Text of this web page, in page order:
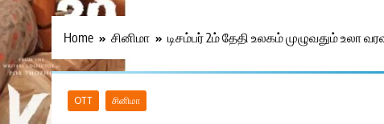
Home சினிமா டிசம்பர் 2ம் தேதி உலகம் முழுவதும் உலா
OTT சினிமா